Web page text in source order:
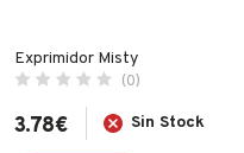
OUTILS WOLF
PENTRILO
PIHER
Exprimidor Misty
(0)
3.78€ Sin Stock